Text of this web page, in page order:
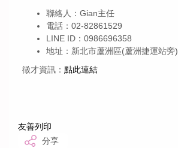
聯絡人：Gian主任
電話：02-82861529
LINE ID：0986696358
地址：新北市蘆洲區(蘆洲捷運站旁)
徵才資訊： 點此連結
友善列印
分享